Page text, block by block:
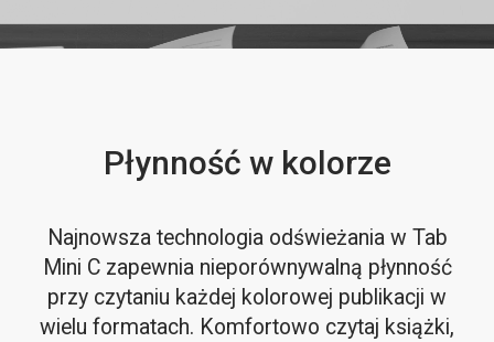
Płynność w kolorze
Najnowsza technologia odświeżania w Tab
Mini C zapewnia nieporównywalną płynność
przy czytaniu każdej kolorowej publikacji w
wielu formatach. Komfortowo czytaj książki,